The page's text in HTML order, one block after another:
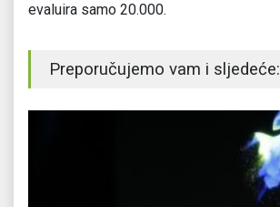
evaluira samo 20.000.
Preporučujemo vam i sljedeće: